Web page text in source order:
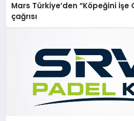
Mars Türkiye’den “Köpeğini İşe
çağrısı